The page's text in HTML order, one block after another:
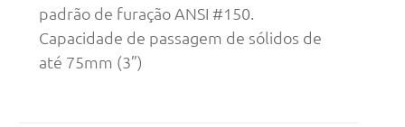
padrão de furação ANSI #150.
Capacidade de passagem de sólidos de
até 75mm (3”)